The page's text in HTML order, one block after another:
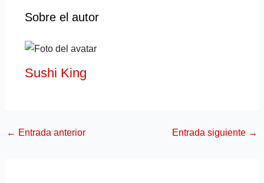
Sobre el autor
Sushi King
← Entrada anterior Entrada siguiente →